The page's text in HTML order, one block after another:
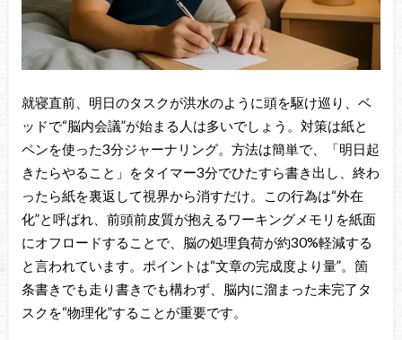
就寝直前、明日のタスクが洪水のように頭を駆け巡り、ベ
ッドで“脳内会議”が始まる人は多いでしょう。対策は紙と
ペンを使った3分ジャーナリング。方法は簡単で、「明日起
きたらやること」をタイマー3分でひたすら書き出し、終わ
ったら紙を裏返して視界から消すだけ。この行為は“外在
化”と呼ばれ、前頭前皮質が抱えるワーキングメモリを紙面
にオフロードすることで、脳の処理負荷が約30%軽減する
と言われています。ポイントは“文章の完成度より量”。箇
条書きでも走り書きでも構わず、脳内に溜まった未完了タ
スクを“物理化”することが重要です。